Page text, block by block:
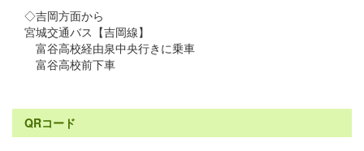
◇吉岡方面から
宮城交通バス【吉岡線】
富谷高校経由泉中央行きに乗車
富谷高校前下車
QRコード